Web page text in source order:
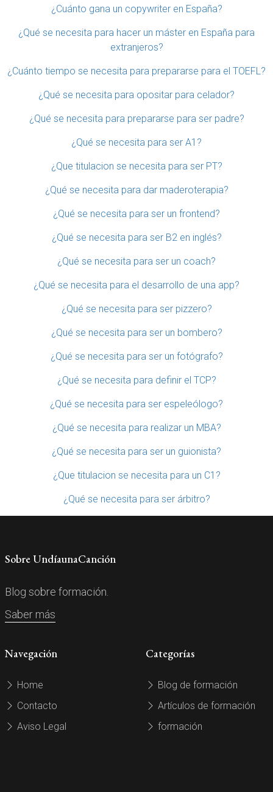
¿Cuánto gana un copywriter en España?
¿Qué se necesita para hacer un máster en España para
extranjeros?
¿Cuánto tiempo se necesita para prepararse para el TOEFL?
¿Qué se necesita para opositar para celador?
¿Qué se necesita para prepararse para ser padre?
¿Qué se necesita para ser A1?
¿Que titulacion se necesita para ser PT?
¿Qué se necesita para dar maderoterapia?
¿Qué se necesita para ser un frontend?
¿Qué se necesita para ser B2 en inglés?
¿Qué se necesita para ser un coach?
¿Qué se necesita para el desarrollo de una app?
¿Qué se necesita para ser pizzero?
¿Qué se necesita para ser un bombero?
¿Qué se necesita para ser un fotógrafo?
¿Qué se necesita para definir el TCP?
¿Qué se necesita para ser espeleólogo?
¿Qué se necesita para realizar un MBA?
¿Qué se necesita para ser un guionista?
¿Que titulacion se necesita para un C1?
¿Qué se necesita para ser árbitro?
Sobre UndíaunaCanción
Blog sobre formación.
Saber más
Navegación
Home
Contacto
Aviso Legal
Categorías
Blog de formación
Artículos de formación
formación